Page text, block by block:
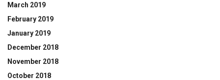
March 2019
February 2019
January 2019
December 2018
November 2018
October 2018